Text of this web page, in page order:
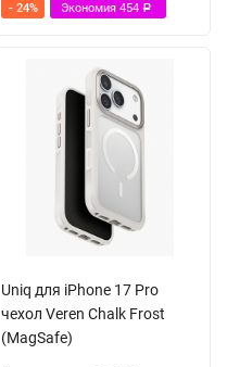
- 24% Экономия 454 Р
Uniq для iPhone 17 Pro
чехол Veren Chalk Frost
(MagSafe)